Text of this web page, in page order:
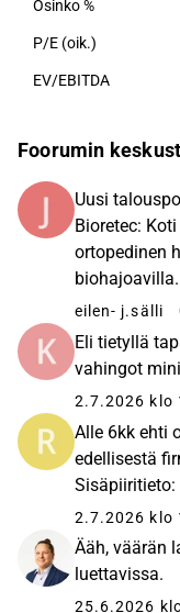
Osinko %
P/E (oik.)
EV/EBITDA
Foorumin
Uusi
Bioretec:
ortopedinen
eilen- j.sälli
Eli tietyllä
vahingot
2.7.2026 klo
Alle 6kk ehti
edellisestä
Sisäpiiritieto:
2.7.2026 klo
Ääh, väärän
luettavissa.
25.6.2026